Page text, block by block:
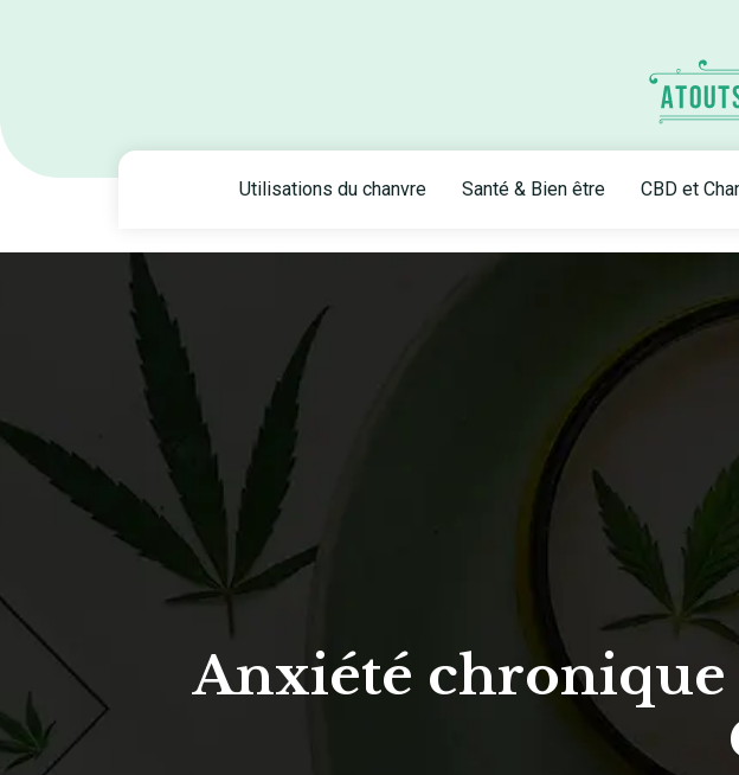
Utilisations du chanvre Santé & Bien être CBD et
Anxiété